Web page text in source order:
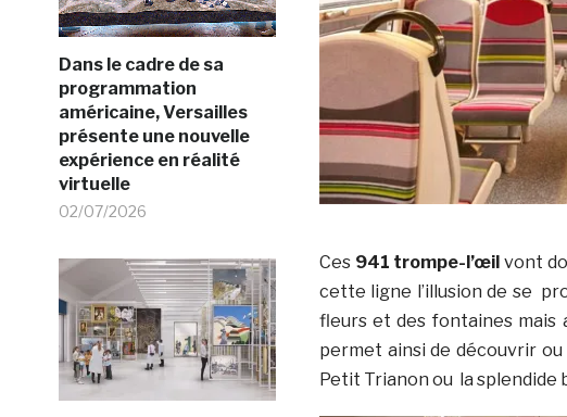
Dans le cadre de sa
programmation
américaine, Versailles
présente une nouvelle
expérience en réalité
virtuelle
02/07/2026
Ces 941 trompe-l’œil vont
cette ligne l’illusion de se
fleurs et des fontaines mais
permet ainsi de découvrir
Petit Trianon ou la splendide